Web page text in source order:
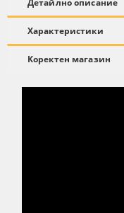
Характеристики
Коректен магазин